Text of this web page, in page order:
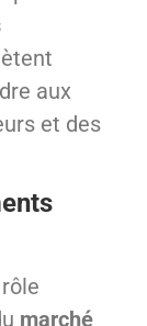
aux
et des
marché